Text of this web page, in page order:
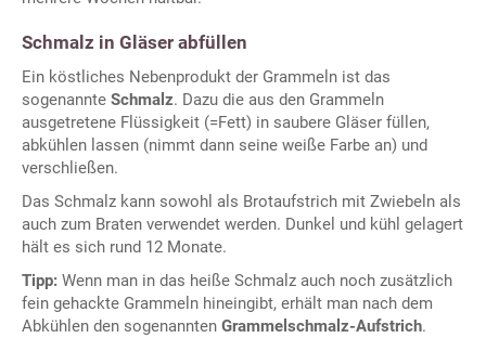
Schmalz in Gläser abfüllen
Ein köstliches Nebenprodukt der Grammeln ist das
sogenannte Schmalz. Dazu die aus den Grammeln
ausgetretene Flüssigkeit (=Fett) in saubere Gläser füllen,
abkühlen lassen (nimmt dann seine weiße Farbe an) und
verschließen.
Das Schmalz kann sowohl als Brotaufstrich mit Zwiebeln als
auch zum Braten verwendet werden. Dunkel und kühl gelagert
hält es sich rund 12 Monate.
Tipp: Wenn man in das heiße Schmalz auch noch zusätzlich
fein gehackte Grammeln hineingibt, erhält man nach dem
Abkühlen den sogenannten Grammelschmalz-Aufstrich.